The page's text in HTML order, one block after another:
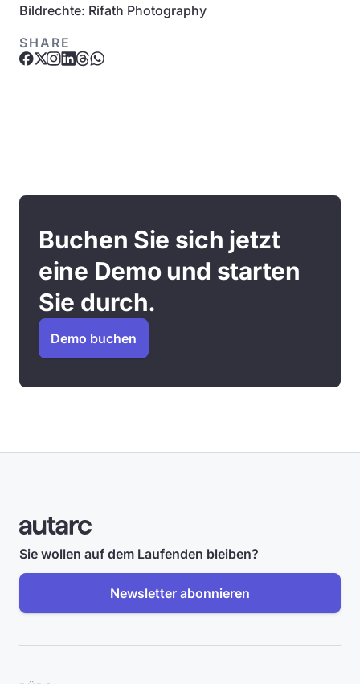
Bildrechte: Rifath Photography
SHARE
Buchen Sie sich jetzt
eine Demo und starten
Sie durch.
Demo buchen
Sie wollen auf dem Laufenden bleiben?
Newsletter abonnieren